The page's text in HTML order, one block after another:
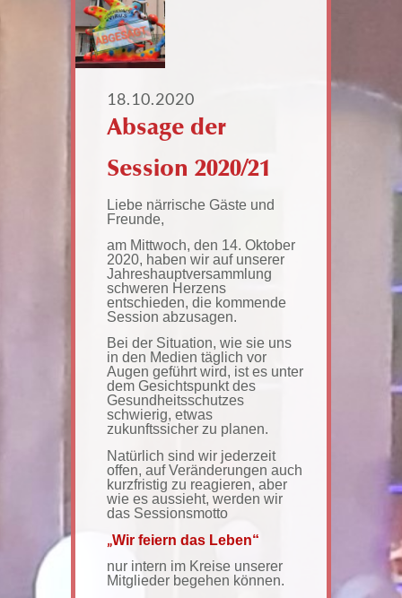
18.10.2020
Absage der
Session 2020/21
Liebe närrische Gäste und
Freunde,
am Mittwoch, den 14. Oktober
2020, haben wir auf unserer
Jahreshauptversammlung
schweren Herzens
entschieden, die kommende
Session abzusagen.
Bei der Situation, wie sie uns
in den Medien täglich vor
Augen geführt wird, ist es unter
dem Gesichtspunkt des
Gesundheitsschutzes
schwierig, etwas
zukunftssicher zu planen.
Natürlich sind wir jederzeit
offen, auf Veränderungen auch
kurzfristig zu reagieren, aber
wie es aussieht, werden wir
das Sessionsmotto
„Wir feiern das Leben“
nur intern im Kreise unserer
Mitglieder begehen können.